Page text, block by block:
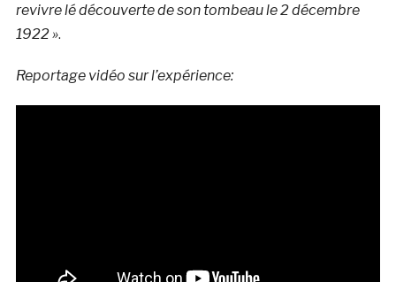
revivre lé découverte de son tombeau le 2 décembre
1922 ».
Reportage vidéo sur l’expérience: